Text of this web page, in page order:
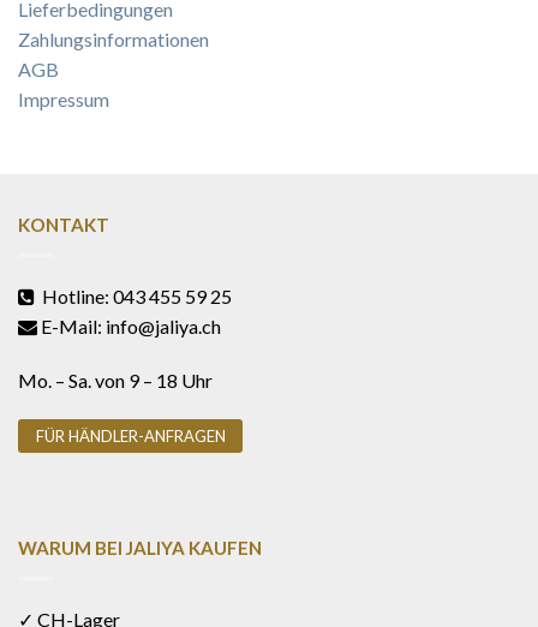
Lieferbedingungen
Zahlungsinformationen
AGB
Impressum
KONTAKT
Hotline: 043 455 59 25
E-Mail: info@jaliya.ch
Mo. – Sa. von 9 – 18 Uhr
FÜR HÄNDLER-ANFRAGEN
WARUM BEI JALIYA KAUFEN
✓ CH-Lager